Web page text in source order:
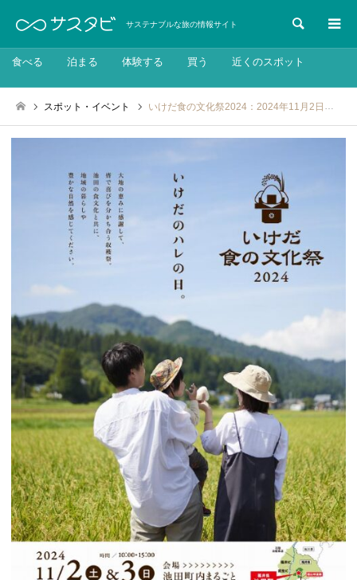
サステナブルな旅の情報サイト 検索
食べる 泊まる 体験する 買う 近くのスポット
スポット・イベント いけだ食の文化祭2024：2024年11月2日～3日